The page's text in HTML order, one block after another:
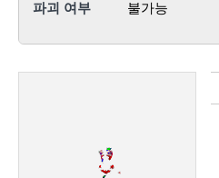
파괴 여부
불가능